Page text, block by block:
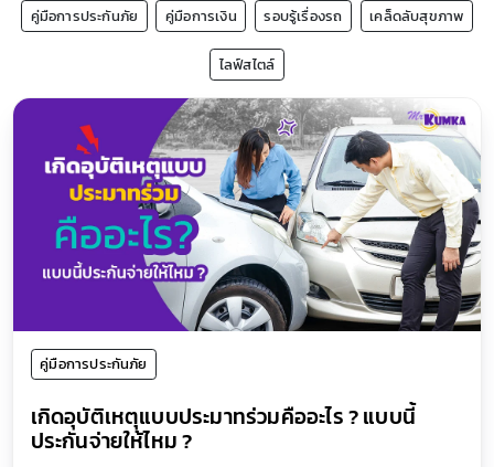
คู่มือการประกันภัย คู่มือการเงิน รอบรู้เรื่องรถ เคล็ดลับสุขภาพ
ไลฟ์สไตล์
คู่มือการประกันภัย
เกิดอุบัติเหตุแบบประมาทร่วมคืออะไร ? แบบนี้
ประกันจ่ายให้ไหม ?